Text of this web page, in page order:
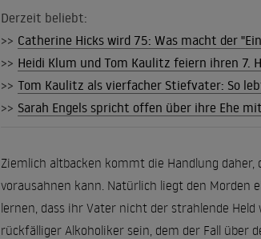
Derzeit beliebt:
>> Catherine Hicks wird 75: Was macht der
>> Heidi Klum und Tom Kaulitz feiern ihren 7.
>> Tom Kaulitz als vierfacher Stiefvater: So
>> Sarah Engels spricht offen über ihre Ehe
Ziemlich altbacken kommt die Handlung
vorausahnen kann. Natürlich liegt den Morden
lernen, dass ihr Vater nicht der strahlende
rückfälliger Alkoholiker sein, dem der Fall über